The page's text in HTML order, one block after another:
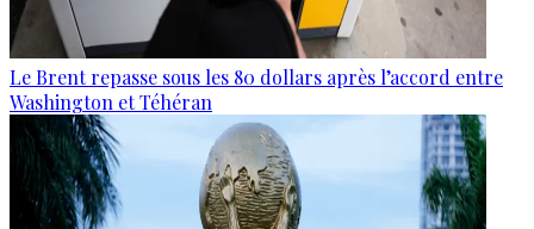
Le Brent repasse sous les 80 dollars après l’accord entre
Washington et Téhéran